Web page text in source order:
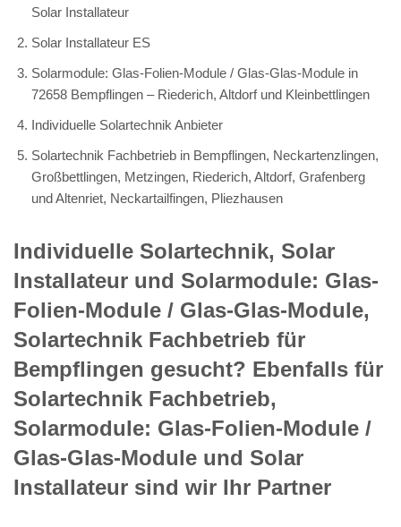
Solar Installateur
Solar Installateur ES
Solarmodule: Glas-Folien-Module / Glas-Glas-Module in
72658 Bempflingen – Riederich, Altdorf und Kleinbettlingen
Individuelle Solartechnik Anbieter
Solartechnik Fachbetrieb in Bempflingen, Neckartenzlingen,
Großbettlingen, Metzingen, Riederich, Altdorf, Grafenberg
und Altenriet, Neckartailfingen, Pliezhausen
Individuelle Solartechnik, Solar
Installateur und Solarmodule: Glas-
Folien-Module / Glas-Glas-Module,
Solartechnik Fachbetrieb für
Bempflingen gesucht? Ebenfalls für
Solartechnik Fachbetrieb,
Solarmodule: Glas-Folien-Module /
Glas-Glas-Module und Solar
Installateur sind wir Ihr Partner